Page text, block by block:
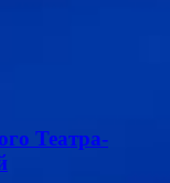
Театра-